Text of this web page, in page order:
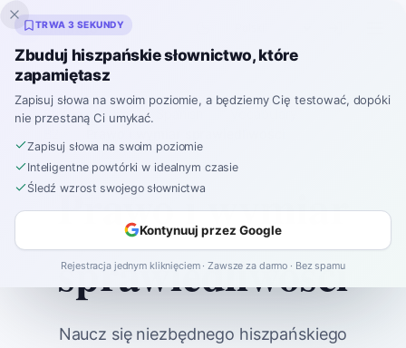
Inklingo
Strona główna
Prawo i wymiar
sprawiedliwości
Naucz się niezbędnego hiszpańskiego
TRWA 3 SEKUNDY
Zbuduj hiszpańskie słownictwo, które
zapamiętasz
Zapisuj słowa na swoim poziomie, a będziemy Cię testować, dopóki
nie przestaną Ci umykać.
Zapisuj słowa na swoim poziomie
Inteligentne powtórki w idealnym czasie
Śledź wzrost swojego słownictwa
Kontynuuj przez Google
Rejestracja jednym kliknięciem · Zawsze za darmo · Bez spamu